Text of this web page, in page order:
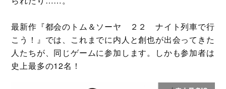
最新作『都会のトム＆ソーヤ ２２ ナイト列車で行
こう！』では、これまでに内人と創也が出会ってきた
人たちが、同じゲームに参加します。しかも参加者は
史上最多の12名！